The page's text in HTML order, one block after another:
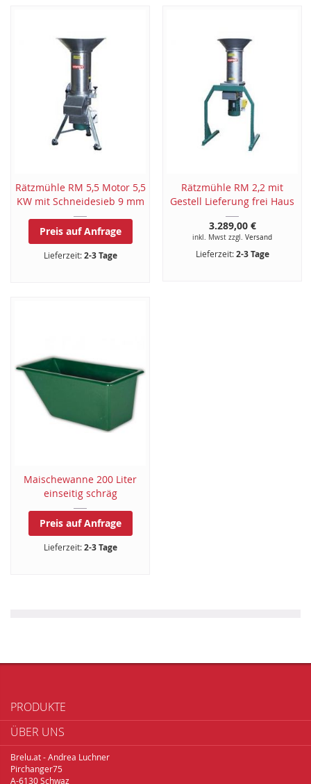
Rätzmühle RM 5,5 Motor 5,5
KW mit Schneidesieb 9 mm
Preis auf Anfrage
Lieferzeit:2-3 Tage
Rätzmühle RM 2,2 mit
Gestell Lieferung frei Haus
3.289,00 €
inkl. Mwst zzgl. Versand
Lieferzeit:2-3 Tage
Maischewanne 200 Liter
einseitig schräg
Preis auf Anfrage
Lieferzeit:2-3 Tage
PRODUKTE
ÜBER UNS
Brelu.at - Andrea Luchner
Pirchanger75
A-6130 Schwaz